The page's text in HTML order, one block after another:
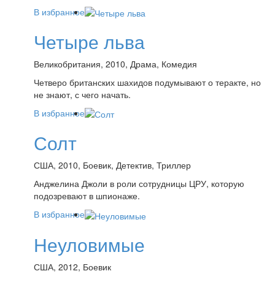
В избранное
Четыре льва
Великобритания, 2010, Драма, Комедия
Четверо британских шахидов подумывают о теракте, но
не знают, с чего начать.
В избранное
Солт
США, 2010, Боевик, Детектив, Триллер
Анджелина Джоли в роли сотрудницы ЦРУ, которую
подозревают в шпионаже.
В избранное
Неуловимые
США, 2012, Боевик